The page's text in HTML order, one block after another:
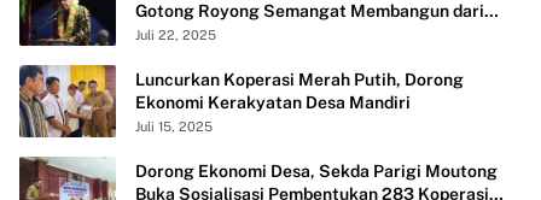
Gotong Royong Semangat Membangun dari
Desa
Juli 22, 2025
Luncurkan Koperasi Merah Putih, Dorong
Ekonomi Kerakyatan Desa Mandiri
Juli 15, 2025
Dorong Ekonomi Desa, Sekda Parigi Moutong
Buka Sosialisasi Pembentukan 283 Koperasi